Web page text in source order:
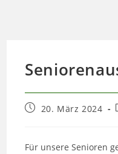
Beitrag20. März 2024
Für unsere Senioren